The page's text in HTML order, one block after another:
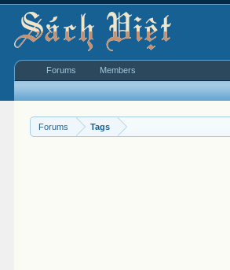
Forums Tags
Forums Members